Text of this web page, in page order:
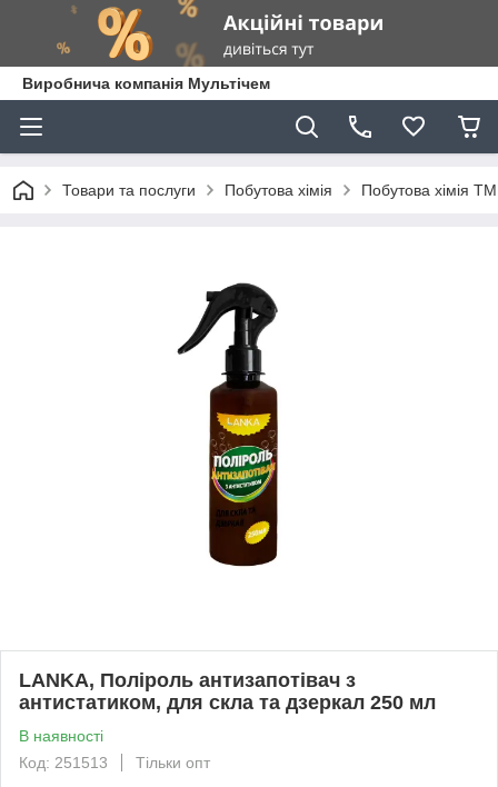
Виробнича компанія Мультічем
Товари та послуги Побутова хімія Побутова хімія
LANKA, Поліроль антизапотівач з
антистатиком, для скла та дзеркал 250 мл
В наявності
Код: 251513
Тільки опт